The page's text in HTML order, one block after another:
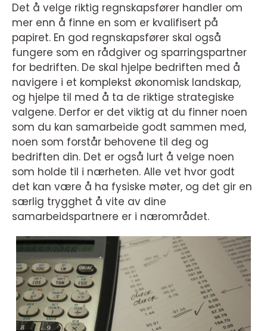
Det å velge riktig regnskapsfører handler om
mer enn å finne en som er kvalifisert på
papiret. En god regnskapsfører skal også
fungere som en rådgiver og sparringspartner
for bedriften. De skal hjelpe bedriften med å
navigere i et komplekst økonomisk landskap,
og hjelpe til med å ta de riktige strategiske
valgene. Derfor er det viktig at du finner noen
som du kan samarbeide godt sammen med,
noen som forstår behovene til deg og
bedriften din. Det er også lurt å velge noen
som holde til i nærheten. Alle vet hvor godt
det kan være å ha fysiske møter, og det gir en
særlig trygghet å vite av dine
samarbeidspartnere er i nærområdet.